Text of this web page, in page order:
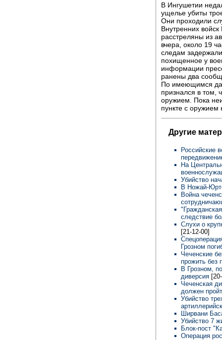
В Ингушетии
ущелье убиты
Они проходили
Внутренних
расстреляны из
вчера, около 19
следам
похищенное у
информации
ранены два
По имеющимся
признался в том,
оружием. Пока
пункте с
Другие
Российские
На
Убийство
В Ножай-
Война
следствие
Слухи о
[21-12-00]
Грозном
Чеченские
прожить без
В Грозном,
диверсия
Чеченская
должен
Убийство
Ширвани
Убийство 7
Блок-пост
Операция